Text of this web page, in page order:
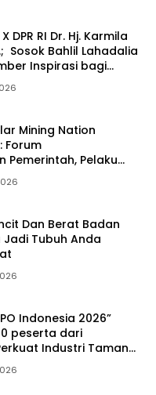
DPR RI Dr. Hj. Karmila
Sosok Bahlil Lahadalia
Inspirasi bagi
Usaha,
Pemangku
Kontribusi bagi
Mining Nation
Forum
Pemerintah, Pelaku
Akademisi, dan
Mendukung
Dan Berat Badan
Jadi Tubuh Anda
Indonesia 2026”
peserta dari
Industri Taman
Pariwisata di